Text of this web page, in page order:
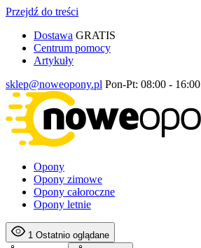
Przejdź do treści
Dostawa GRATIS
Centrum pomocy
Artykuły
sklep@noweopony.pl Pon-Pt: 08:00 - 16:00
Opony
Opony zimowe
Opony całoroczne
Opony letnie
1 Ostatnio oglądane